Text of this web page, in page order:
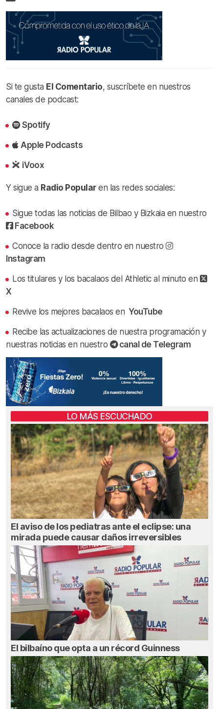
Si te gusta El Comentario, suscríbete en nuestros
canales de podcast:
Spotify
Apple Podcasts
iVoox
Y sigue a Radio Popularen las redes sociales:
Sigue todas las noticias de Bilbao y Bizkaia en nuestro
Facebook
Conoce la radio desde dentro en nuestro
Instagram
Los titulares y los bacalaos del Athletic al minuto en
X
Revive los mejores bacalaos en YouTube
Recibe las actualizaciones de nuestra programación y
nuestras noticias en nuestro
canal de Telegram
LO MÁS ESCUCHADO
El aviso de los pediatras ante el eclipse: una
mirada puede causar daños irreversibles
El bilbaíno que opta a un récord Guinness